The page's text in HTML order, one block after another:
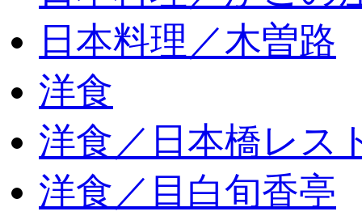
日本料理／木曽路
洋食
洋食／日本橋レス
洋食／目白旬香亭